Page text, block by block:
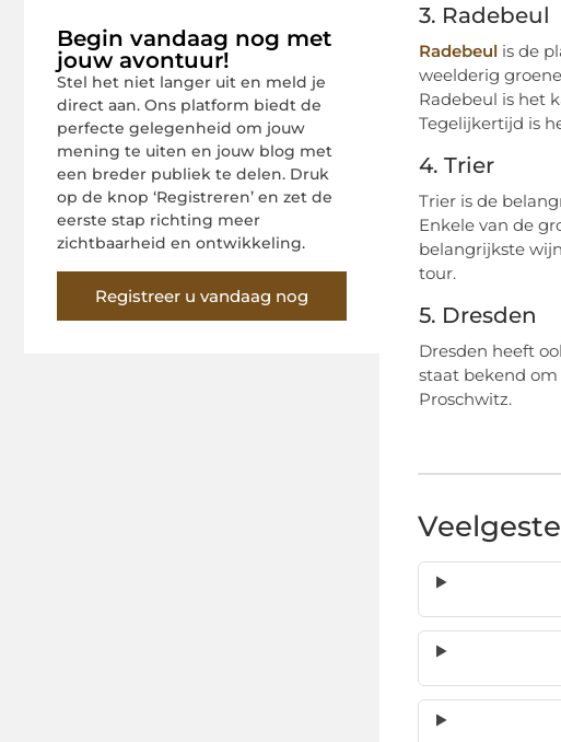
Begin vandaag nog met
jouw avontuur!
Stel het niet langer uit en meld je
direct aan. Ons platform biedt de
perfecte gelegenheid om jouw
mening te uiten en jouw blog met
een breder publiek te delen. Druk
op de knop ‘Registreren’ en zet de
eerste stap richting meer
zichtbaarheid en ontwikkeling.
Registreer u vandaag nog
3. Radebeul
Radebeul is de
weelderig
Radebeul is het
Tegelijkertijd is
4. Trier
Trier is de
Enkele van de
belangrijkste
tour.
5. Dresden
Dresden heeft
staat bekend
Proschwitz.